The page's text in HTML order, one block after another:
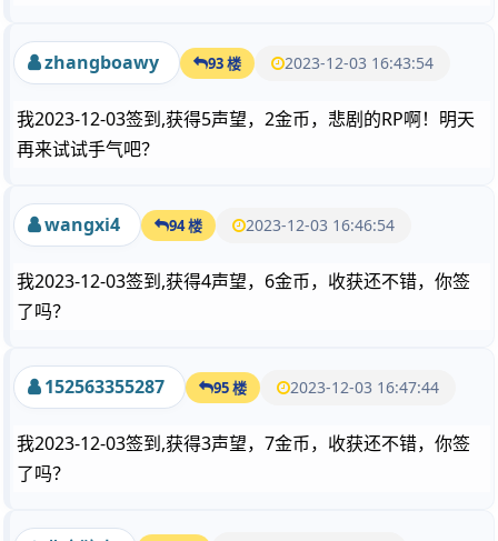
zhangboawy 93 楼 2023-12-03 16:43:54
我2023-12-03签到,获得5声望，2金币，悲剧的RP啊！明天
再来试试手气吧？
wangxi4 94 楼 2023-12-03 16:46:54
我2023-12-03签到,获得4声望，6金币，收获还不错，你签
了吗？
152563355287 95 楼 2023-12-03 16:47:44
我2023-12-03签到,获得3声望，7金币，收获还不错，你签
了吗？